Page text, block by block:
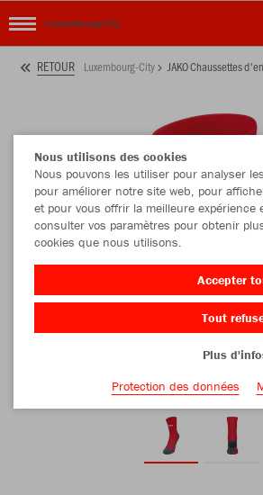
Luxembourg-City
RETOUR Luxembourg-City JAKO Chaussettes
Nous utilisons des cookies
Nous pouvons les utiliser pour analyser
pour améliorer notre site web, pour
et pour vous offrir la meilleure expérience
consulter vos paramètres pour obtenir
cookies que nous utilisons.
Accepter
Tout
Plus
Protection des données